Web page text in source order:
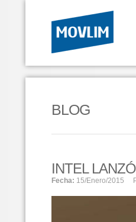
BLOG
INTEL
Fecha: 15/enero/2015